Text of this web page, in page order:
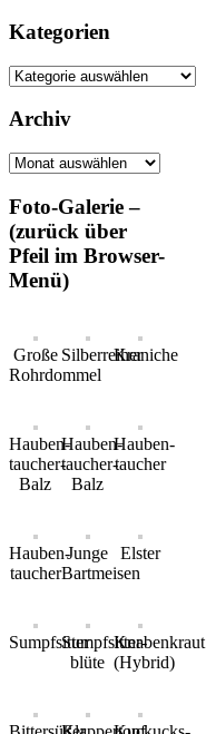
Kategorien
Kategorien
Archiv
Archiv
Foto-Galerie –
(zurück über
Pfeil im Browser-
Menü)
Große
Rohrdommel
SilberreiherKraniche
Hauben-
taucher-
Balz
Hauben-
taucher-
Balz
Hauben-
taucher
Hauben-
taucher
Junge
Bartmeisen
Elster
SumpfsitterSumpfsitter-
blüte
Knabenkraut
(Hybrid)